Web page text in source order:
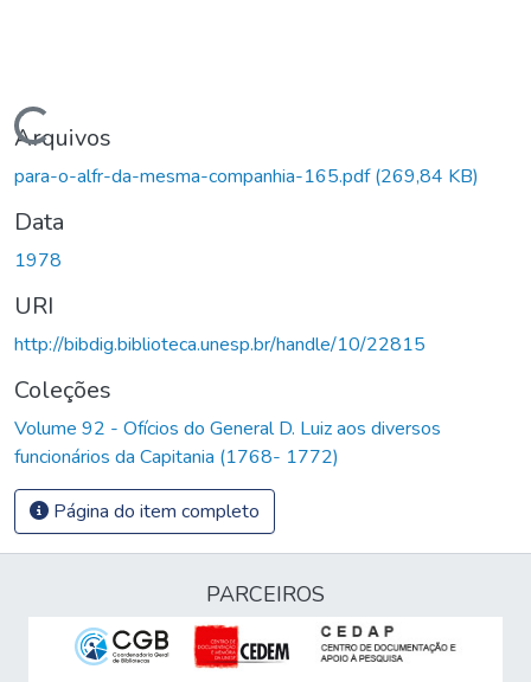
Carregando...
Arquivos
para-o-alfr-da-mesma-companhia-165.pdf(269,84 KB)
Data
1978
URI
http://bibdig.biblioteca.unesp.br/handle/10/22815
Coleções
Volume 92 - Ofícios do General D. Luiz aos diversos
funcionários da Capitania (1768- 1772)
Página do item completo
PARCEIROS